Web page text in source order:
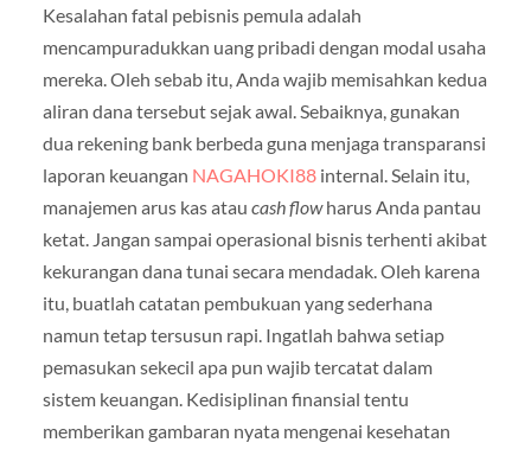
Kesalahan fatal pebisnis pemula adalah
mencampuradukkan uang pribadi dengan modal usaha
mereka. Oleh sebab itu, Anda wajib memisahkan kedua
aliran dana tersebut sejak awal. Sebaiknya, gunakan
dua rekening bank berbeda guna menjaga transparansi
laporan keuangan NAGAHOKI88internal. Selain itu,
manajemen arus kas atau cash flowharus Anda pantau
ketat. Jangan sampai operasional bisnis terhenti akibat
kekurangan dana tunai secara mendadak. Oleh karena
itu, buatlah catatan pembukuan yang sederhana
namun tetap tersusun rapi. Ingatlah bahwa setiap
pemasukan sekecil apa pun wajib tercatat dalam
sistem keuangan. Kedisiplinan finansial tentu
memberikan gambaran nyata mengenai kesehatan